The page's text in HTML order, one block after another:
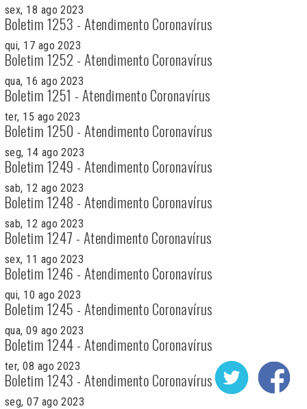
sex, 18 ago 2023
Boletim 1253 - Atendimento Coronavírus
qui, 17 ago 2023
Boletim 1252 - Atendimento Coronavírus
qua, 16 ago 2023
Boletim 1251 - Atendimento Coronavírus
ter, 15 ago 2023
Boletim 1250 - Atendimento Coronavírus
seg, 14 ago 2023
Boletim 1249 - Atendimento Coronavírus
sab, 12 ago 2023
Boletim 1248 - Atendimento Coronavírus
sab, 12 ago 2023
Boletim 1247 - Atendimento Coronavírus
sex, 11 ago 2023
Boletim 1246 - Atendimento Coronavírus
qui, 10 ago 2023
Boletim 1245 - Atendimento Coronavírus
qua, 09 ago 2023
Boletim 1244 - Atendimento Coronavírus
ter, 08 ago 2023
Boletim 1243 - Atendimento Coronavírus
seg, 07 ago 2023